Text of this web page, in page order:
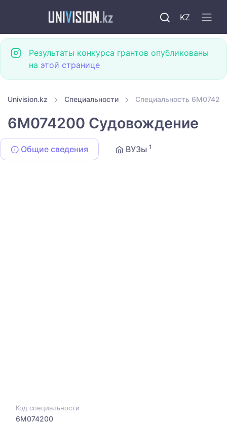
KZ
Результаты конкурса грантов опубликованы
на этой странице
Univision.kz Специальности Специальность
6M074200 Судовождение
Общие сведения ВУЗы 1
Код специальности
6M074200